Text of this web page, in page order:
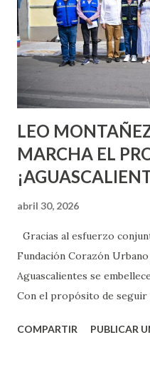
chica y aún no has tenido
pienses que el sexo será
experimentarlo, pero
experiencia te dirá,
son suficientemen...
LEO
MARCHA EL
abril 30, 2026
Gracias al esfuerzo
Fundación Corazón
Aguascalientes se
Con el propósito de seguir
municipal, Leo Montañez
COMPARTIR PUBLICAR